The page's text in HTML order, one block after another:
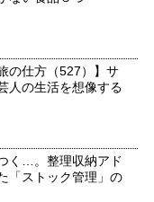
の仕方（527）】サ
人の生活を想像する
く…。整理収納アド
「ストック管理」の